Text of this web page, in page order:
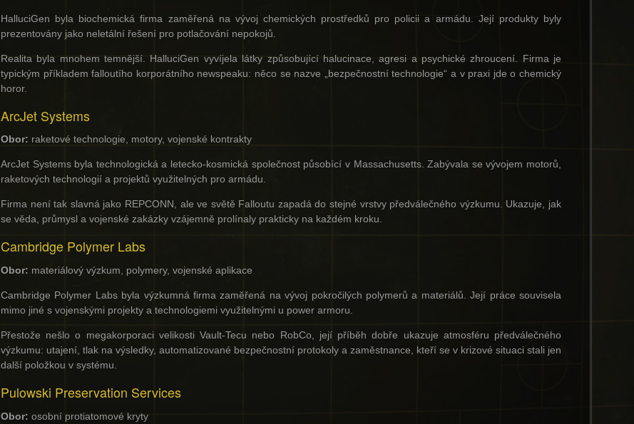
HalluciGen byla biochemická firma zaměřená na vývoj chemických prostředků pro policii a armádu. Její produkty byly
prezentovány jako neletální řešení pro potlačování nepokojů.
Realita byla mnohem temnější. HalluciGen vyvíjela látky způsobující halucinace, agresi a psychické zhroucení. Firma je
typickým příkladem falloutího korporátního newspeaku: něco se nazve „bezpečnostní technologie“ a v praxi jde o chemický
horor.
ArcJet Systems
Obor: raketové technologie, motory, vojenské kontrakty
ArcJet Systems byla technologická a letecko-kosmická společnost působící v Massachusetts. Zabývala se vývojem motorů,
raketových technologií a projektů využitelných pro armádu.
Firma není tak slavná jako REPCONN, ale ve světě Falloutu zapadá do stejné vrstvy předválečného výzkumu. Ukazuje, jak
se věda, průmysl a vojenské zakázky vzájemně prolínaly prakticky na každém kroku.
Cambridge Polymer Labs
Obor: materiálový výzkum, polymery, vojenské aplikace
Cambridge Polymer Labs byla výzkumná firma zaměřená na vývoj pokročilých polymerů a materiálů. Její práce souvisela
mimo jiné s vojenskými projekty a technologiemi využitelnými u power armoru.
Přestože nešlo o megakorporaci velikosti Vault-Tecu nebo RobCo, její příběh dobře ukazuje atmosféru předválečného
výzkumu: utajení, tlak na výsledky, automatizované bezpečnostní protokoly a zaměstnance, kteří se v krizové situaci stali jen
další položkou v systému.
Pulowski Preservation Services
Obor: osobní protiatomové kryty